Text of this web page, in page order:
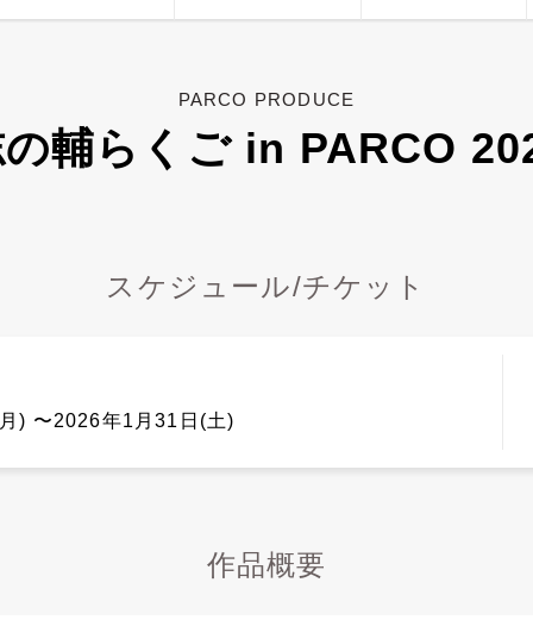
PARCO PRODUCE
輔らくご in PARCO
スケジュール/チケット
) 〜2026年1月31日(土)
作品概要